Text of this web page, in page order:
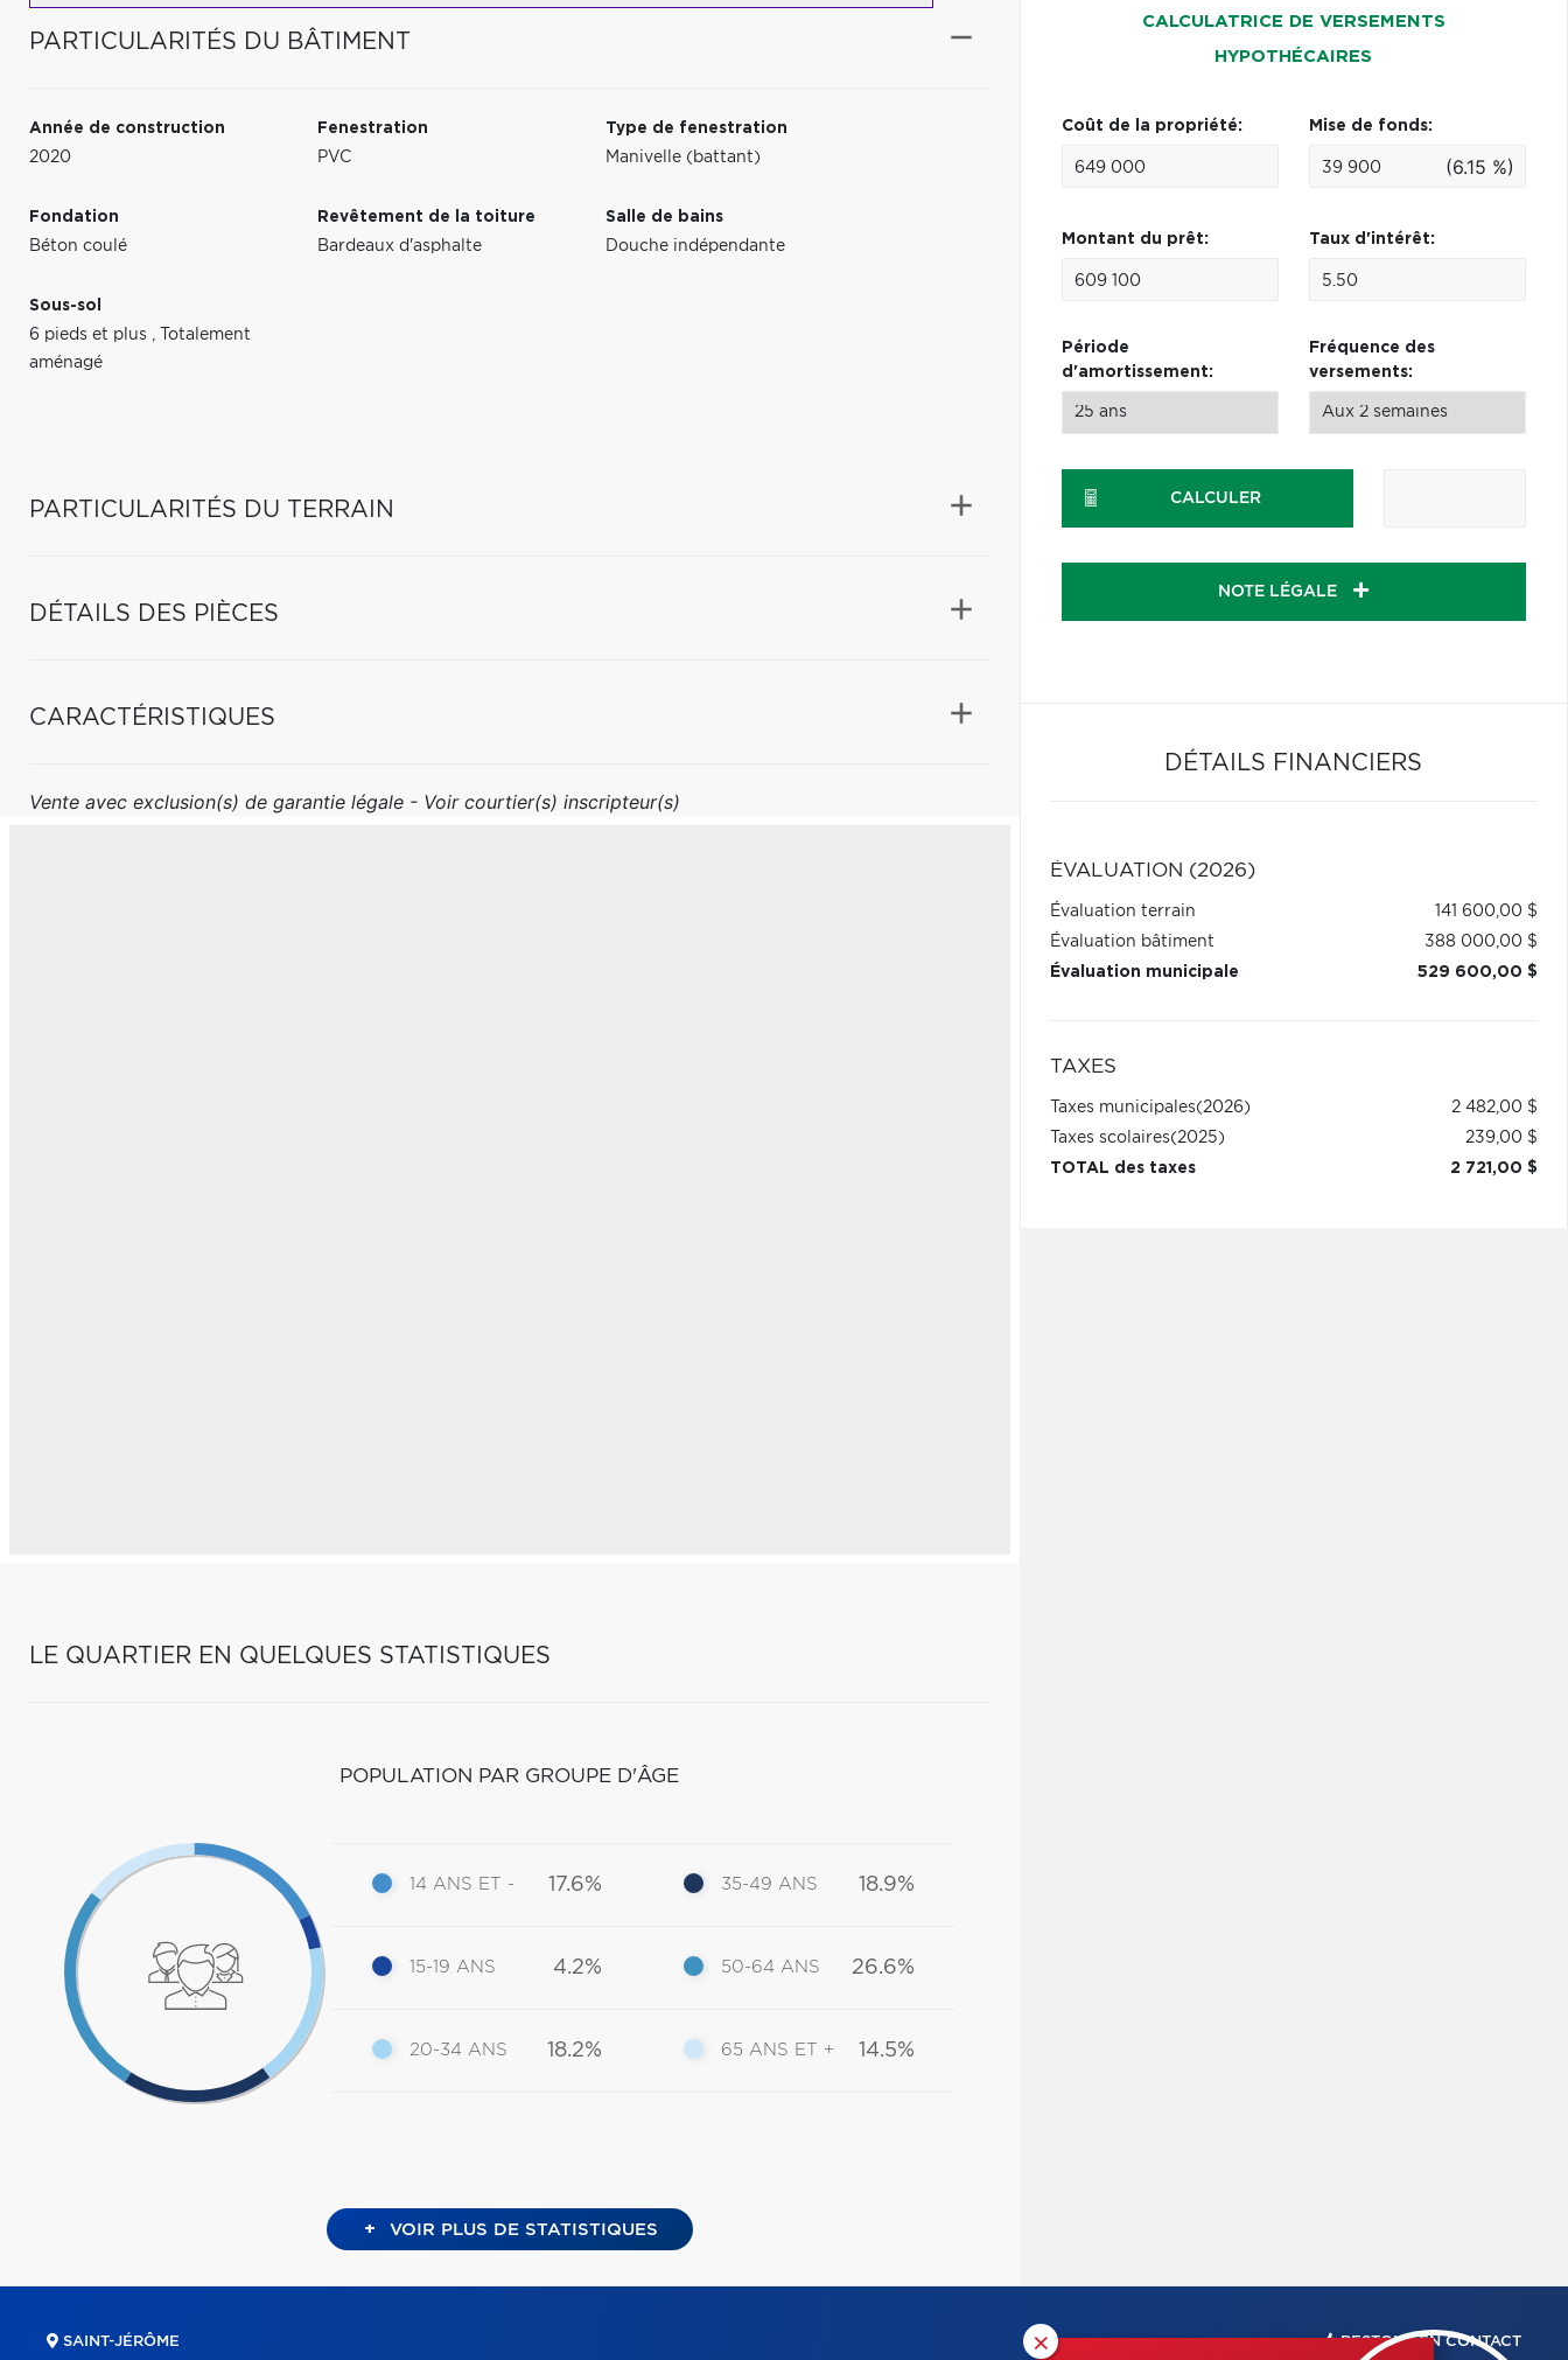
PARTICULARITÉS DU BÂTIMENT
Année de construction
2020
Fenestration
PVC
Type de fenestration
Manivelle (battant)
Fondation
Béton coulé
Revêtement de la toiture
Bardeaux d'asphalte
Salle de bains
Douche indépendante
Sous-sol
6 pieds et plus ,
Totalement
aménagé
PARTICULARITÉS DU TERRAIN
DÉTAILS DES PIÈCES
CARACTÉRISTIQUES
Vente avec exclusion(s) de garantie légale - Voir courtier(s) inscripteur(s)
LE QUARTIER EN QUELQUES STATISTIQUES
POPULATION PAR GROUPE D'ÂGE
14 ANS ET - 17.6%
15-19 ANS 4.2%
20-34 ANS 18.2%
35-49 ANS 18.9%
50-64 ANS 26.6%
65 ANS ET + 14.5%
+ VOIR PLUS DE STATISTIQUES
CALCULATRICE DE VERSEMENTS
HYPOTHÉCAIRES
Coût de la propriété: Mise de fonds:
(6.15 %)
Montant du prêt: Taux d'intérêt:
Période
d'amortissement:
Fréquence des
versements:
CALCULER
NOTE LÉGALE
DÉTAILS FINANCIERS
ÉVALUATION (2026)
Évaluation terrain
141 600,00 $
Évaluation bâtiment
388 000,00 $
Évaluation municipale
529 600,00 $
TAXES
Taxes municipales(2026)
2 482,00 $
Taxes scolaires(2025)
239,00 $
TOTAL des taxes
2 721,00 $
×
SAINT-JÉRÔME RESTONS EN CONTACT